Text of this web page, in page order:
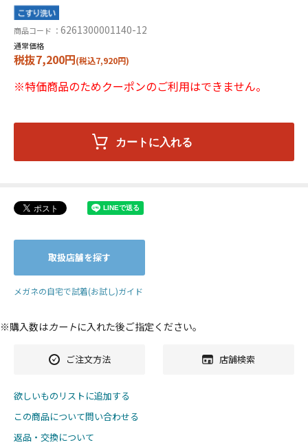
商品コード ： 6261300001140-12
通常価格
税抜7,200円(税込7,920円)
※特価商品のためクーポンのご利用はできません。
取扱店舗を探す
メガネの自宅で試着(お試し)ガイド
※購入数はカートに入れた後ご指定ください。
ご注文方法 店舗検索
欲しいものリストに追加する
この商品について問い合わせる
返品・交換について